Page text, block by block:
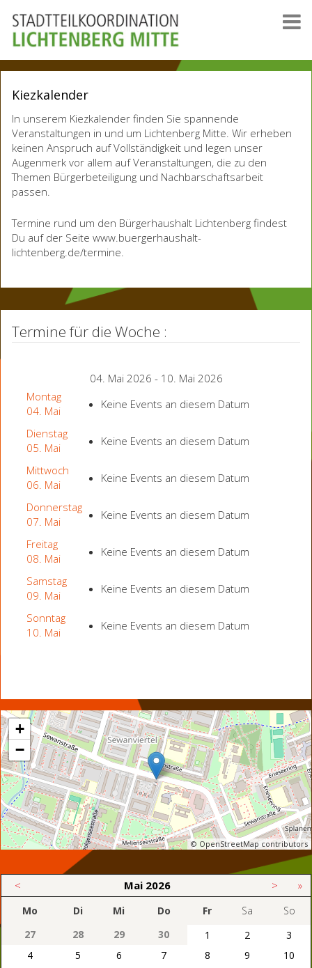
Kiezkalender
In unserem Kiezkalender finden Sie spannende
Veranstaltungen in und um Lichtenberg Mitte. Wir erheben
keinen Anspruch auf Vollständigkeit und legen unser
Augenmerk vor allem auf Veranstaltungen, die zu den
Themen Bürgerbeteiligung und Nachbarschaftsarbeit
passen.
Termine rund um den Bürgerhaushalt Lichtenberg findest
Du auf der Seite www.buergerhaushalt-
lichtenberg.de/termine.
Termine für die Woche :
04. Mai 2026 - 10. Mai 2026
Montag
04. Mai
Keine Events an diesem Datum
Dienstag
05. Mai
Keine Events an diesem Datum
Mittwoch
06. Mai
Keine Events an diesem Datum
Donnerstag
07. Mai
Keine Events an diesem Datum
Freitag
08. Mai
Keine Events an diesem Datum
Samstag
09. Mai
Keine Events an diesem Datum
Sonntag
10. Mai
Keine Events an diesem Datum
+
−
© OpenStreetMap contributors
< Mai 2026 > »
Mo Di Mi Do Fr Sa
So
27
28 29 30 1 2
3
4
5 6 7 8 9
10